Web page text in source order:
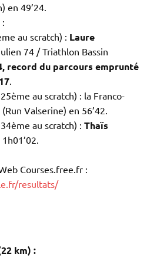
en 49’24.
au scratch) : Laure
74 / Triathlon Bassin
record du parcours emprunté
.
au scratch) : la Franco-
(Run Valserine) en 56’42.
au scratch) : Thaïs
Courses.free.fr :
resultats/
km) :